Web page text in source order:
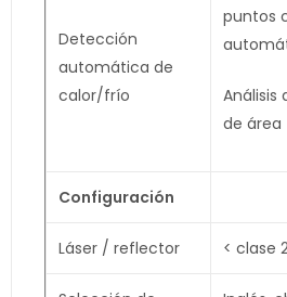
Detección
automática de
calor/frío
puntos
Análisis
de área
Configuración
Láser / reflector < clase